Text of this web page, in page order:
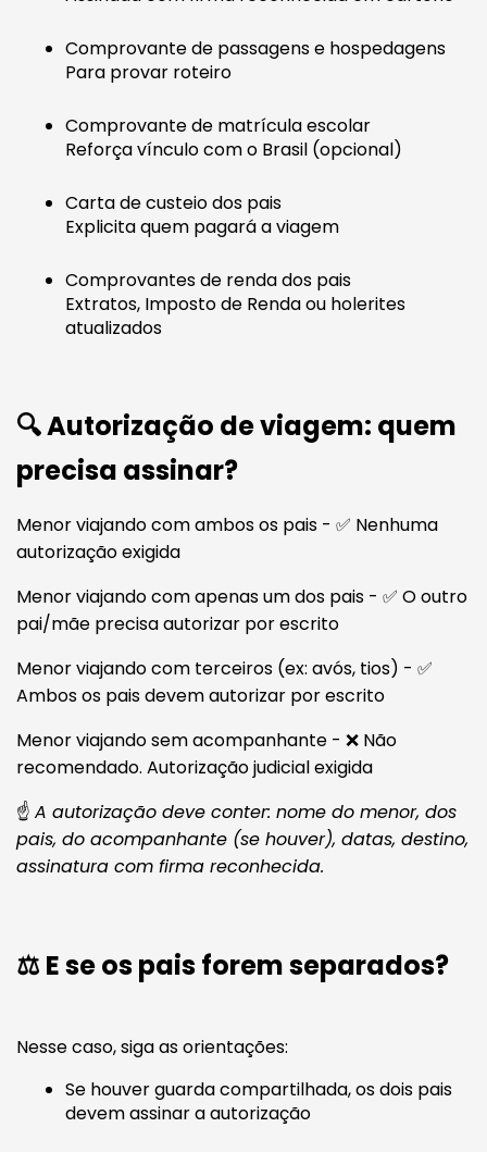
Comprovante de passagens e hospedagens
Para provar roteiro
Comprovante de matrícula escolar
Reforça vínculo com o Brasil (opcional)
Carta de custeio dos pais
Explicita quem pagará a viagem
Comprovantes de renda dos pais
Extratos, Imposto de Renda ou holerites
atualizados
🔍 Autorização de viagem: quem
precisa assinar?
Menor viajando com ambos os pais - ✅ Nenhuma
autorização exigida
Menor viajando com apenas um dos pais - ✅ O outro
pai/mãe precisa autorizar por escrito
Menor viajando com terceiros (ex: avós, tios) - ✅
Ambos os pais devem autorizar por escrito
Menor viajando sem acompanhante - ❌ Não
recomendado. Autorização judicial exigida
☝️ A autorização deve conter: nome do menor, dos
pais, do acompanhante (se houver), datas, destino,
assinatura com firma reconhecida.
⚖️ E se os pais forem separados?
Nesse caso, siga as orientações:
Se houver guarda compartilhada, os dois pais
devem assinar a autorização